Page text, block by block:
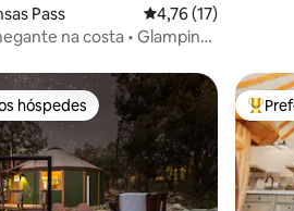
Pass 4,76 de uma
4,76 (17)
na costa • Glamping
hóspedes
hóspedes Entre